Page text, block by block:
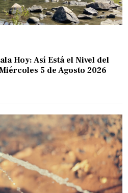
Hoy: Así Está el Nivel del
5 de Agosto 2026